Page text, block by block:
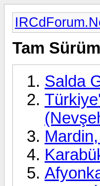
Tam
Salda